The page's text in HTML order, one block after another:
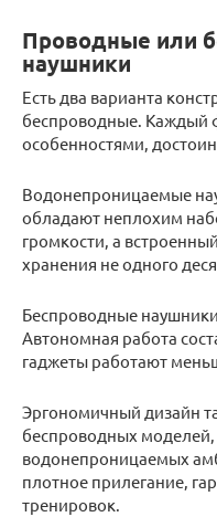
Проводные или
наушники
Есть два варианта
беспроводные. Каждый
особенностями,
Водонепроницаемые
обладают неплохим
громкости, а
хранения не одного
Беспроводные
Автономная работа
гаджеты работают
Эргономичный дизайн
беспроводных моделей,
водонепроницаемых
плотное прилегание,
тренировок.